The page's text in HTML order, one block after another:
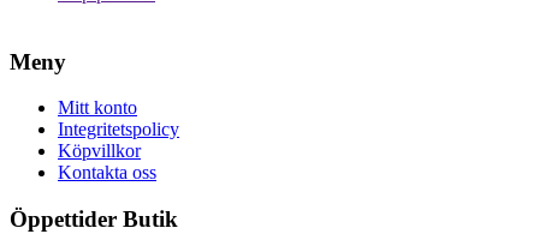
Meny
Mitt konto
Integritetspolicy
Köpvillkor
Kontakta oss
Öppettider Butik